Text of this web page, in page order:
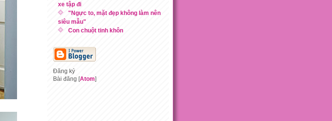
xe tập đi
"Ngực to, mặt đẹp không làm nên
siêu mẫu"
Con chuột tinh khôn
Đăng ký
Bài đăng [Atom]